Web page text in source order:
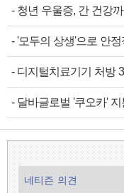
- 청년 우울증, 간 건강
-'모두의 상생'으로 안정
- 디지털치료기기 처방 3300
- 달바글로벌 '쿠오카'
네티즌 의견